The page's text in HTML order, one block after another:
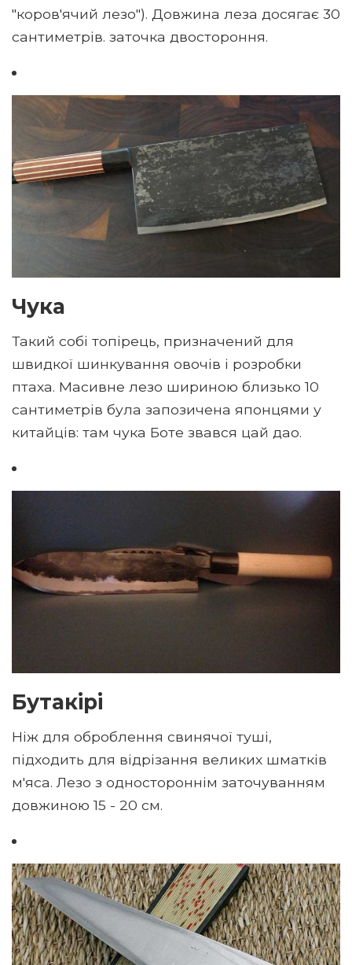
"коров'ячий лезо"). Довжина леза досягає 30
сантиметрів. заточка двостороння.
Чука
Такий собі топірець, призначений для
швидкої шинкування овочів і розробки
птаха. Масивне лезо шириною близько 10
сантиметрів була запозичена японцями у
китайців: там чука Боте звався цай дао.
Бутакірі
Ніж для оброблення свинячої туші,
підходить для відрізання великих шматків
м'яса. Лезо з одностороннім заточуванням
довжиною 15 - 20 см.